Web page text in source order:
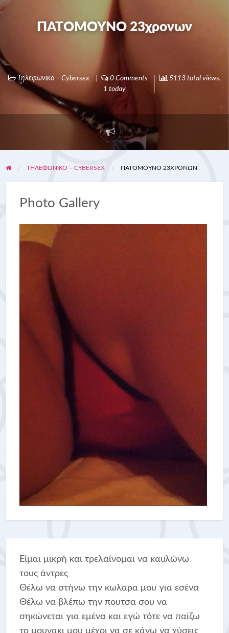
ΠΑΤΟΜΟΥΝΟ 23χρονων
Τηλεφωνικό – Cybersex 0 Comments
5113 total views,
1 today
ΤΗΛΕΦΩΝΙΚΌ – CYBERSEX ΠΑΤΟΜΟΥΝΟ 23ΧΡΟΝΩΝ
Photo Gallery
Είμαι μικρή και τρελαίνομαι να καυλώνω
τους άντρες
Θέλω να στήνω την κωλαρα μου για εσένα
Θέλω να βλέπω την πουτσα σου να
σηκώνεται για εμένα και εγώ τότε να παίζω
το μουνακι μου μέχρι να σε κάνω να χύσεις